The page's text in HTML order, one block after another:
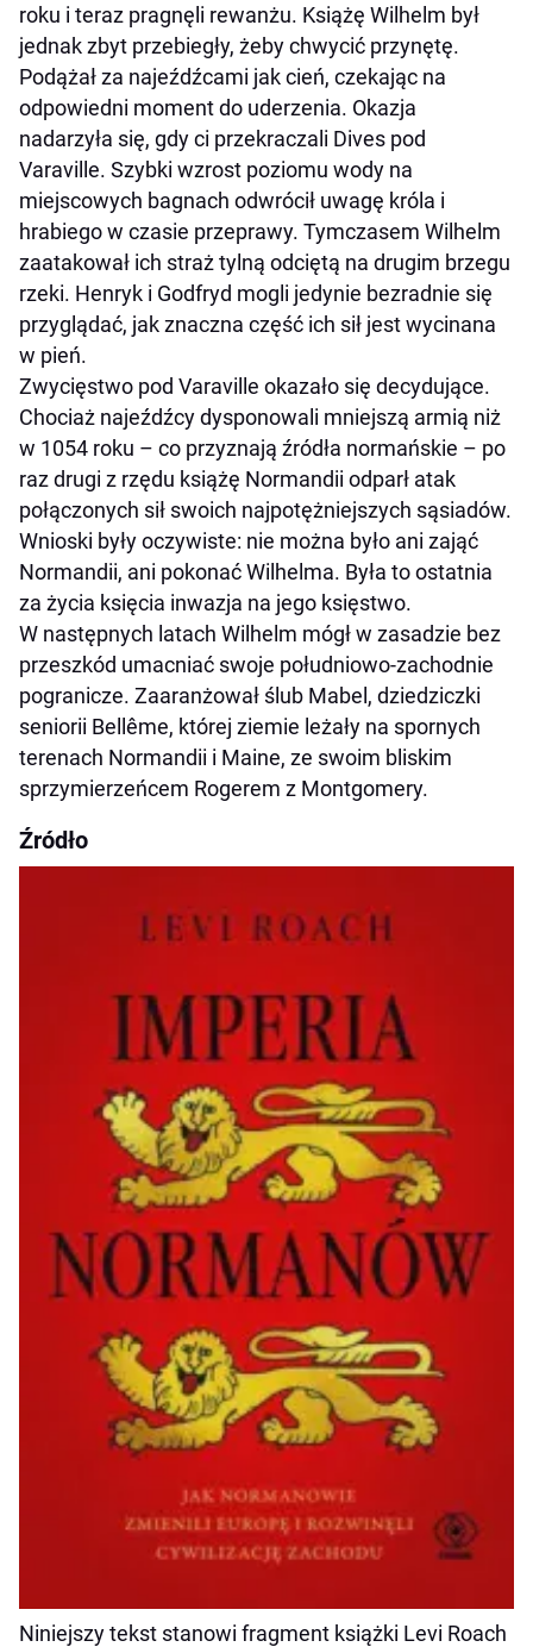
roku i teraz pragnęli rewanżu. Książę Wilhelm był
jednak zbyt przebiegły, żeby chwycić przynętę.
Podążał za najeźdźcami jak cień, czekając na
odpowiedni moment do uderzenia. Okazja
nadarzyła się, gdy ci przekraczali Dives pod
Varaville. Szybki wzrost poziomu wody na
miejscowych bagnach odwrócił uwagę króla i
hrabiego w czasie przeprawy. Tymczasem Wilhelm
zaatakował ich straż tylną odciętą na drugim brzegu
rzeki. Henryk i Godfryd mogli jedynie bezradnie się
przyglądać, jak znaczna część ich sił jest wycinana
w pień.
Zwycięstwo pod Varaville okazało się decydujące.
Chociaż najeźdźcy dysponowali mniejszą armią niż
w 1054 roku – co przyznają źródła normańskie – po
raz drugi z rzędu książę Normandii odparł atak
połączonych sił swoich najpotężniejszych sąsiadów.
Wnioski były oczywiste: nie można było ani zająć
Normandii, ani pokonać Wilhelma. Była to ostatnia
za życia księcia inwazja na jego księstwo.
W następnych latach Wilhelm mógł w zasadzie bez
przeszkód umacniać swoje południowo-zachodnie
pogranicze. Zaaranżował ślub Mabel, dziedziczki
seniorii Bellême, której ziemie leżały na spornych
terenach Normandii i Maine, ze swoim bliskim
sprzymierzeńcem Rogerem z Montgomery.
Źródło
Niniejszy tekst stanowi fragment książki Levi Roach